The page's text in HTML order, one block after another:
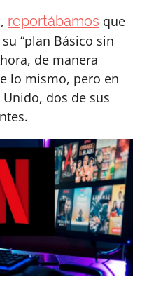
reportábamos que
“plan Básico sin
de manera
lo mismo, pero en
dos de sus